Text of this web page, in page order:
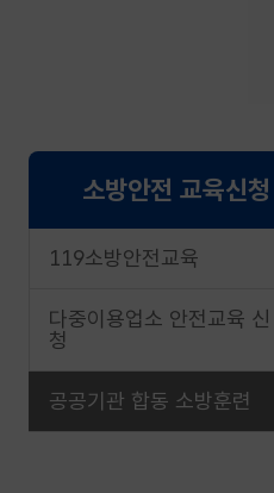
소방안전 교육신청
119소방안전교육
다중이용업소 안전교육 신
청
공공기관 합동 소방훈련
네이버